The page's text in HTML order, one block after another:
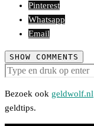
Pinterest
Whatsapp
Email
SHOW COMMENTS
Bezoek ook geldwolf.nl
geldtips.